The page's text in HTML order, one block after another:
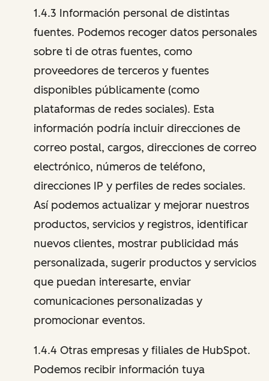
1.4.3 Información personal de distintas
fuentes. Podemos recoger datos personales
sobre ti de otras fuentes, como
proveedores de terceros y fuentes
disponibles públicamente (como
plataformas de redes sociales). Esta
información podría incluir direcciones de
correo postal, cargos, direcciones de correo
electrónico, números de teléfono,
direcciones IP y perfiles de redes sociales.
Así podemos actualizar y mejorar nuestros
productos, servicios y registros, identificar
nuevos clientes, mostrar publicidad más
personalizada, sugerir productos y servicios
que puedan interesarte, enviar
comunicaciones personalizadas y
promocionar eventos.
1.4.4 Otras empresas y filiales de HubSpot.
Podemos recibir información tuya